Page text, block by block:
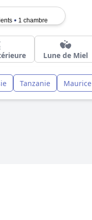
1 chambre
Lune de Miel
Tanzanie Maurice